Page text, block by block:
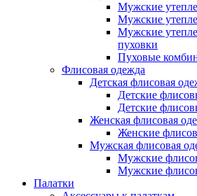
Мужские
Мужские
Мужские
пуховки
Пуховые
Флисовая одежда
Детская флисовая
Детские
Детские
Женская флисовая
Женские
Мужская флисовая
Мужские
Мужские
Палатки